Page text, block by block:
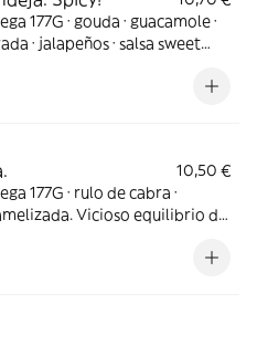
· gouda · guacamole ·
· jalapeños · salsa sweet
10,50 €
177G · rulo de cabra ·
Vicioso equilibrio de